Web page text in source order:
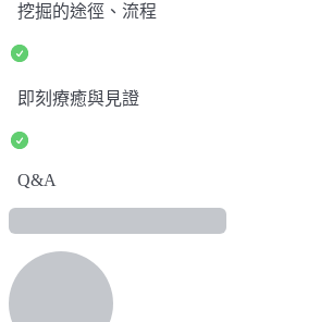
挖掘的途徑、流程
即刻療癒與見證
Q&A